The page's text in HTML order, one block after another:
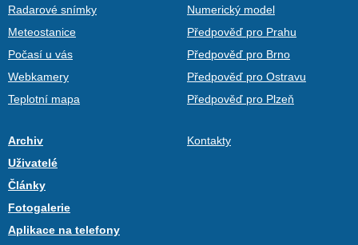
Radarové snímky
Meteostanice
Počasí u vás
Webkamery
Teplotní mapa
Numerický model
Předpověď pro Prahu
Předpověď pro Brno
Předpověď pro Ostravu
Předpověď pro Plzeň
Archiv
Uživatelé
Články
Fotogalerie
Aplikace na telefony
Kontakty